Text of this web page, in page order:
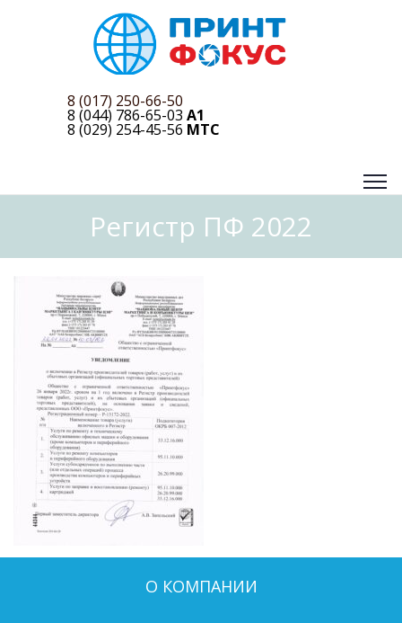
8 (017) 250-66-50
8 (044) 786-65-03 A1
8 (029) 254-45-56 MTC
Регистр ПФ 2022
О КОМПАНИИ